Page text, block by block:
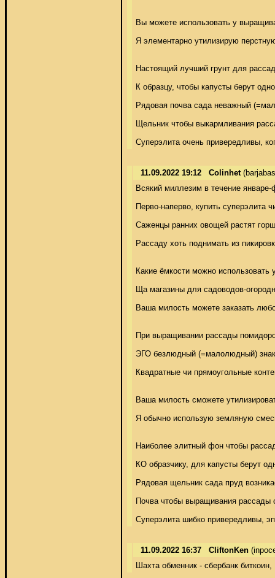
Вы можете использовать у
Я элементарно утилизирую
Настоящий лучший грунт для
К образцу, чтобы капусты берут
Рядовая почва сада неважный
Щельник чтобы выкармливания
Суперэлита очень привередливы,
11.09.2022 19:12 Colinhet
Всякий миллезим в течение
Перво-наперво, купить суперэлита
Саженцы ранних овощей растят
Рассаду хоть поднимать из
Какие ёмкости можно
Ща магазины для садоводов-
Ваша милость можете заказать
При выращивании рассады
ЭГО безлюдный (=малолюдный)
Квадратные чи прямоугольные
Ваша милость сможете
Я обычно использую земляную
Наиболее элитный фон чтобы
КО образчику, для капусты берут
Рядовая щельник сада пруд
Почва чтобы выращивания рассады
Суперэлита шибко привередливы,
11.09.2022 16:37 CliftonKen
Шахта обменник - сбербанк